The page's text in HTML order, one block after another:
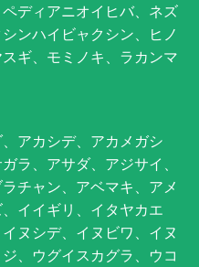
ディアニオイヒバ、ネズ
ンハイビャクシン、ヒノ
ギ、モミノキ、ラカンマ
アカシデ、アカメガシ
ラ、アサダ、アジサイ、
チャン、アベマキ、アメ
イイギリ、イタヤカエ
ヌシデ、イヌビワ、イヌ
、ウグイスカグラ、ウコ